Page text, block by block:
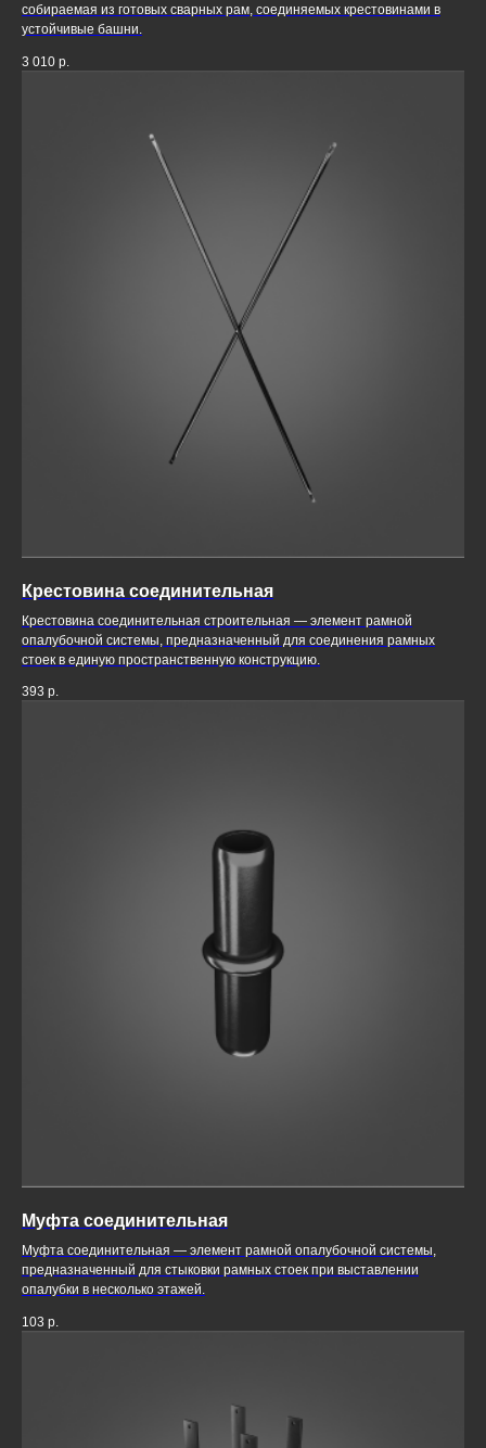
собираемая из готовых сварных рам, соединяемых крестовинами в
устойчивые башни.
3 010 р.
Крестовина соединительная
Крестовина соединительная строительная — элемент рамной
опалубочной системы, предназначенный для соединения рамных
стоек в единую пространственную конструкцию.
393 р.
Муфта соединительная
Муфта соединительная — элемент рамной опалубочной системы,
предназначенный для стыковки рамных стоек при выставлении
опалубки в несколько этажей.
103 р.